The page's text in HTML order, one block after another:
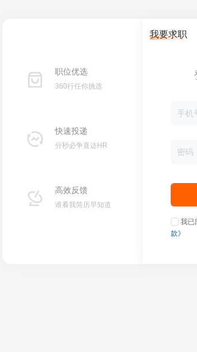
职位优选
360行任你挑选
快速投递
分秒必争直达HR
高效反馈
谁看我简历早知道
我要求职
我已
款》